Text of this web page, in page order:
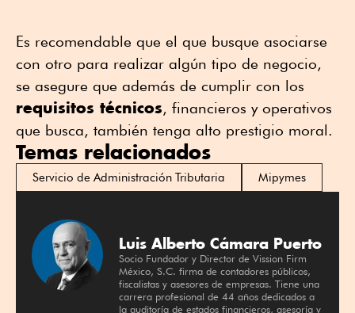
Es recomendable que el que busque asociarse
con otro para realizar algún tipo de negocio,
se asegure que además de cumplir con los
requisitos técnicos, financieros y operativos
que busca, también tenga alto prestigio moral.
Temas relacionados
Servicio de Administración Tributaria Mipymes
Luis Alberto Cámara Puerto
Socio Fundador y Director de Vission Firm
México, S.C. firma de contadores públicos,
fiscalistas y asesores de empresas. Tiene una
carrera profesional de 44 años dedicados a
la auditoría de estados financieros, asesoría y